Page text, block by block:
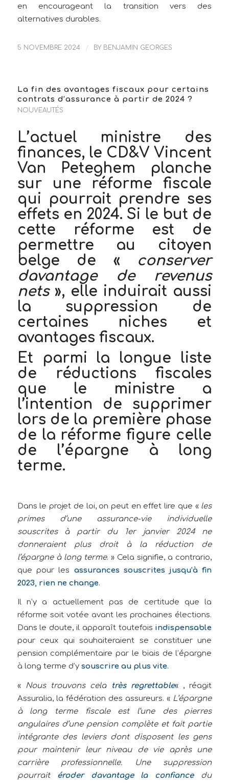
en encourageant la transition vers des
alternatives durables.
5 NOVEMBRE 2024 / BY BENJAMIN GEORGES
La fin des avantages fiscaux pour certains
contrats d’assurance à partir de 2024 ?
NOUVEAUTÉS
L’actuel ministre des
finances, le CD&V Vincent
Van Peteghem planche
sur une réforme fiscale
qui pourrait prendre ses
effets en 2024. Si le but de
cette réforme est de
permettre au citoyen
belge de « conserver
davantage de revenus
nets», elle induirait aussi
la suppression de
certaines niches et
avantages fiscaux.
Et parmi la longue liste
de réductions fiscales
que le ministre a
l’intention de supprimer
lors de la première phase
de la réforme figure celle
de l’épargne à long
terme.
Dans le projet de loi, on peut en effet lire que « les
primes d’une assurance-vie individuelle
souscrites à partir du 1er janvier 2024 ne
donneraient plus droit à la réduction de
l’épargne à long terme. » Cela signifie, a contrario,
que pour les assurances souscrites jusqu’à fin
2023, rien ne change.
Il n’y a actuellement pas de certitude que la
réforme soit votée avant les prochaines élections.
Dans le doute, il apparaît toutefois indispensable
pour ceux qui souhaiteraient se constituer une
pension complémentaire par le biais de l’épargne
à long terme d’y souscrire au plus vite.
« Nous trouvons cela très regrettable« , réagit
Assuralia, la fédération des assureurs. « L’épargne
à long terme fiscale est l’une des pierres
angulaires d’une pension complète et fait partie
intégrante des leviers dont disposent les gens
pour maintenir leur niveau de vie après une
carrière professionnelle. Une suppression
pourrait éroder davantage la confiance du